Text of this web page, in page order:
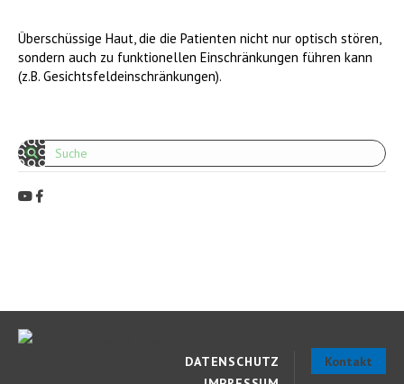
Überschüssige Haut, die die Patienten nicht nur optisch stören,
sondern auch zu funktionellen Einschränkungen führen kann
(z.B. Gesichtsfeldeinschränkungen).
Search:
DATENSCHUTZ
Kontakt